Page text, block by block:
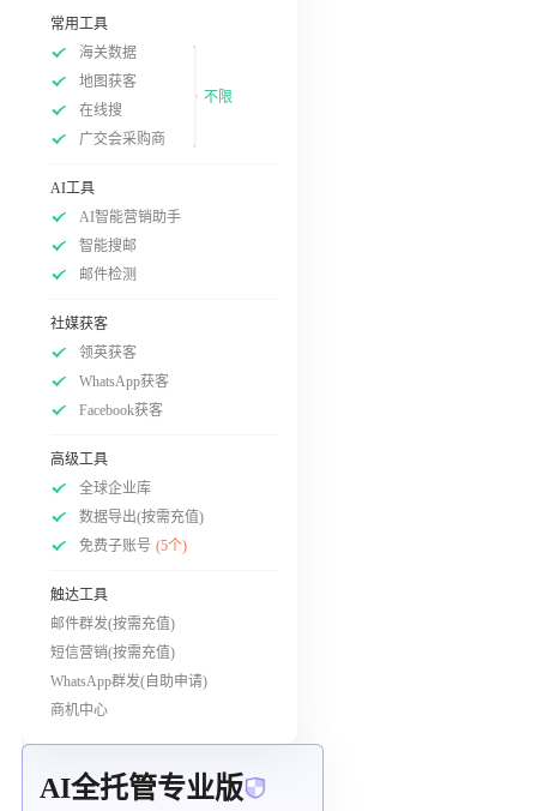
常用工具
海关数据
地图获客
在线搜
广交会采购商
不限
AI工具
AI智能营销助手
智能搜邮
邮件检测
社媒获客
领英获客
WhatsApp获客
Facebook获客
高级工具
全球企业库
数据导出(按需充值)
免费子账号 (5个)
触达工具
邮件群发(按需充值)
短信营销(按需充值)
WhatsApp群发(自助申请)
商机中心
AI全托管专业版